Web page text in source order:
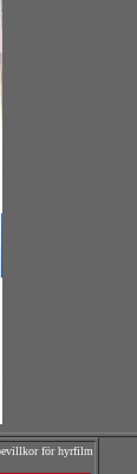
för hyrfilm